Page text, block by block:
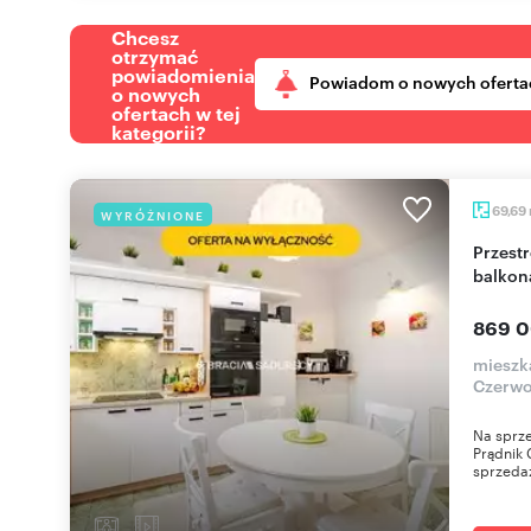
Chcesz
otrzymać
powiadomienia
o nowych
ofertach w tej
kategorii?
Powiadom o nowych
WYRÓŻNIONE 69,69
Przestronne 3-pokojowe mieszkanie 70 m² z
869
Na
Prądnik